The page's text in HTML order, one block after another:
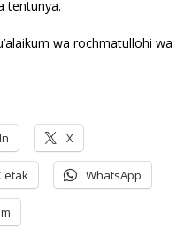
tentunya.
wa rochmatullohi wa
X
WhatsApp